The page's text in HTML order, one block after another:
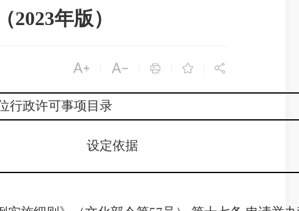
年版）
    
行政许可事项目录
设定依据